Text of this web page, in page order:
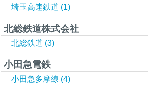
埼玉高速鉄道 (1)
北総鉄道株式会社
北総鉄道 (3)
小田急電鉄
小田急多摩線 (4)